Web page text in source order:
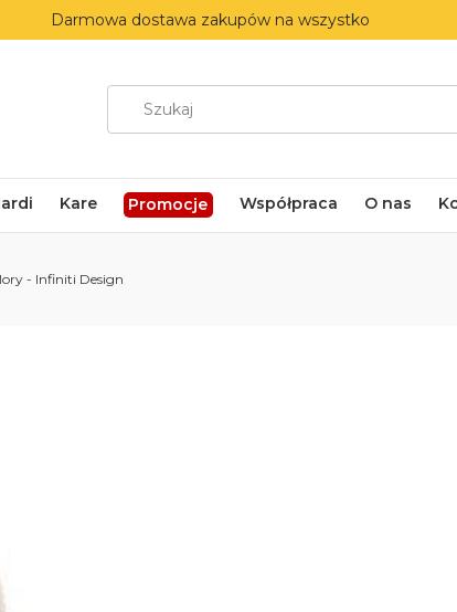
Darmowa dostawa zakupów na wszystko
Kare Promocje Współpraca O nas
- Infiniti Design